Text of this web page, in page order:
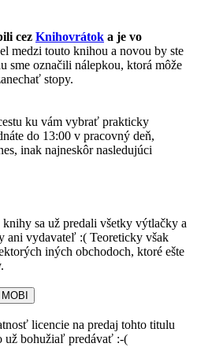
cez Knihovrátok a je vo
medzi touto knihou a novou by ste
sme označili nálepkou, ktorá môže
stopy.
ku vám vybrať prakticky
do 13:00 v pracovný deň,
inak najneskôr nasledujúci
sa už predali všetky výtlačky a
ani vydavateľ :( Teoreticky však
iných obchodoch, ktoré ešte
MOBI
licencie na predaj tohto titulu
už bohužiaľ predávať :-(